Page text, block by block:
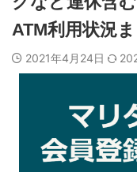
ATM利用状況
2021年4月24日